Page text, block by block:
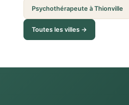
Psychothérapeute à Thionville
Toutes les villes →